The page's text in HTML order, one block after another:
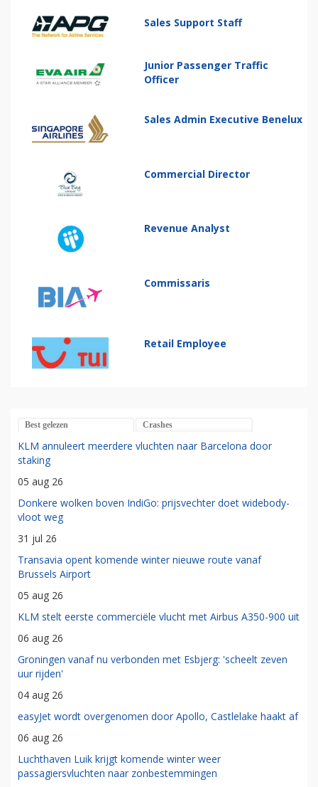
Sales Support Staff
Junior Passenger Traffic
Officer
Sales Admin Executive Benelux
Commercial Director
Revenue Analyst
Commissaris
Retail Employee
Best gelezen Crashes
KLM annuleert meerdere vluchten naar Barcelona door
staking
05 aug 26
Donkere wolken boven IndiGo: prijsvechter doet widebody-
vloot weg
31 jul 26
Transavia opent komende winter nieuwe route vanaf
Brussels Airport
05 aug 26
KLM stelt eerste commerciële vlucht met Airbus A350-900 uit
06 aug 26
Groningen vanaf nu verbonden met Esbjerg: 'scheelt zeven
uur rijden'
04 aug 26
easyJet wordt overgenomen door Apollo, Castlelake haakt af
06 aug 26
Luchthaven Luik krijgt komende winter weer
passagiersvluchten naar zonbestemmingen